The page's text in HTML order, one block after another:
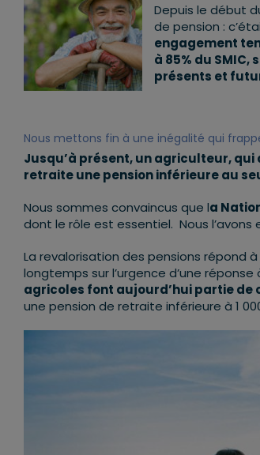
Depuis le début
de pension :
engagement
à 85% du
présents et
Nous mettons fin à une inégalité qui
Jusqu’à présent, un agriculteur,
retraite une pension inférieure au
Nous sommes convaincus que la
dont le rôle est essentiel. Nous
La revalorisation des pensions répond
longtemps sur l’urgence d’une
agricoles font aujourd’hui partie de
une pension de retraite inférieure à 1